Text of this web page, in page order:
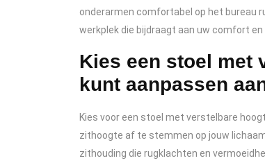
onderarmen comfortabel op het bureau
werkplek die bijdraagt aan uw comfort
Kies een stoel met
kunt aanpassen
Kies voor een stoel met verstelbare
zithoogte af te stemmen op jouw
zithouding die rugklachten en